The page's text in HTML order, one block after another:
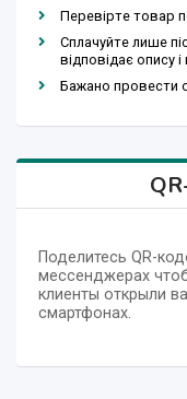
Перевірте товар
Сплачуйте лише
відповідає опису
Бажано провести
Поделитесь QR-
мессенджерах
клиенты открыли
смартфонах.